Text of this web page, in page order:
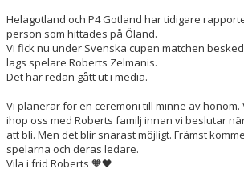
MATCHER
BILDGALLERI
Helagotland och P4 Gotland har tidigare
person som hittades på Öland.
Vi fick nu under Svenska cupen matchen
lags spelare Roberts Zelmanis.
Det har redan gått ut i media.
Vi planerar för en ceremoni till minne av
ihop oss med Roberts familj innan vi beslutar
att bli. Men det blir snarast möjligt. Främst
spelarna och deras ledare.
Vila i frid Roberts 🧡🖤